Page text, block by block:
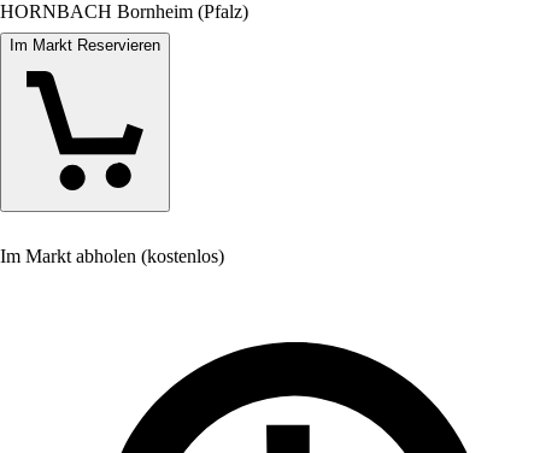
HORNBACH Bornheim (Pfalz)
Im Markt Reservieren
Im Markt abholen (kostenlos)